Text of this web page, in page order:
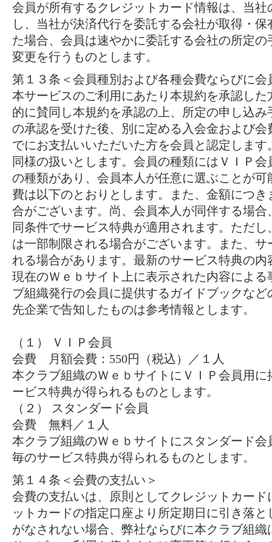
会員が所有するクレジットカード情報は、当
し、当社が決済代行を委託する会社が取得・
た場合、会員は速やかに委託する会社の所定
変更を行うものとします。
第１３条＜会員種別および各種会費ならびに
本サービスのご利用にあたり本規約を承認し
的に賛同し本規約を承認の上、所定の申し込
の承認を受けた後、別に定める入会金および
でにお支払いいただいた方を会員と認定しま
同様の扱いとします。会員の種類にはＶＩＰ
の種類があり、会員本人が任意に選ぶことが
費は以下のとおりとします。また、金額につ
合がございます。尚、会員本人が同伴する場
同条件でサービス特典が適用されます。ただ
は一部制限される場合がございます。また、
れる場合があります。最新のサービス特典の
現在のＷｅｂサイト上に表示された内容によ
ブ組織発行の会員に提供するガイドブックな
先企業で告知したものは参考情報とします。
（１） ＶＩＰ会員
会費 月額会費：550円（税込）／１人
本クラブ組織のＷｅｂサイトにＶＩＰ会員用
ービス特典が得られるものとします。
（２） スタンダード会員
会費 無料／１人
本クラブ組織のＷｅｂサイトにスタンダード
毎のサービス特典が得られるものとします。
第１４条＜会費の支払い＞
会費の支払いは、原則としてクレジットカー
ットカードの指定口座より所定期日に引き落
がなされない場合、弊社ならびに本クラブ組